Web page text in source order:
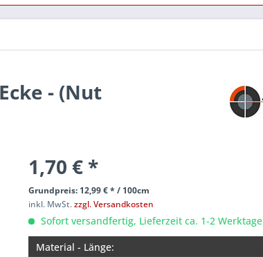
- (Nut
1,70 € *
Grundpreis: 12,99 € * / 100cm
inkl. MwSt.zzgl. Versandkosten
Sofort versandfertig, Lieferzeit ca. 1-2 Werktage
Material - Länge: